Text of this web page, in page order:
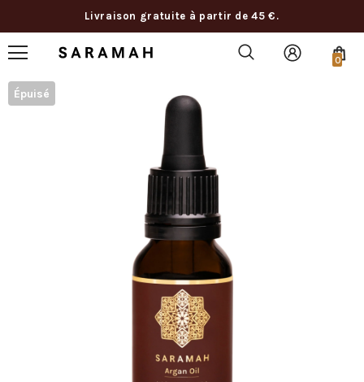
Livraison gratuite à partir de 45 €.
0
Épuisé